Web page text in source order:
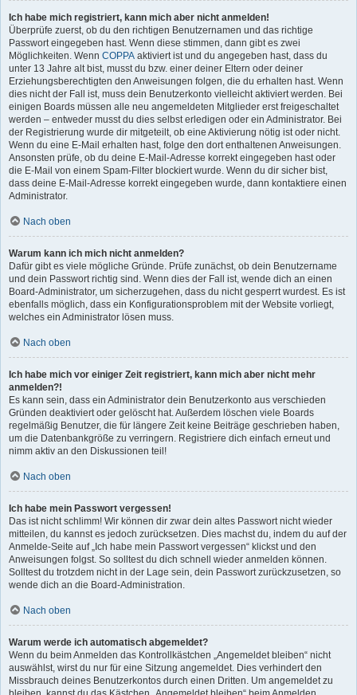
Ich habe mich registriert, kann mich aber nicht anmelden!
Überprüfe zuerst, ob du den richtigen Benutzernamen und das richtige
Passwort eingegeben hast. Wenn diese stimmen, dann gibt es zwei
Möglichkeiten. Wenn COPPA aktiviert ist und du angegeben hast, dass du
unter 13 Jahre alt bist, musst du bzw. einer deiner Eltern oder deiner
Erziehungsberechtigten den Anweisungen folgen, die du erhalten hast. Wenn
dies nicht der Fall ist, muss dein Benutzerkonto vielleicht aktiviert werden. Bei
einigen Boards müssen alle neu angemeldeten Mitglieder erst freigeschaltet
werden – entweder musst du dies selbst erledigen oder ein Administrator. Bei
der Registrierung wurde dir mitgeteilt, ob eine Aktivierung nötig ist oder nicht.
Wenn du eine E-Mail erhalten hast, folge den dort enthaltenen Anweisungen.
Ansonsten prüfe, ob du deine E-Mail-Adresse korrekt eingegeben hast oder
die E-Mail von einem Spam-Filter blockiert wurde. Wenn du dir sicher bist,
dass deine E-Mail-Adresse korrekt eingegeben wurde, dann kontaktiere einen
Administrator.
Nach oben
Warum kann ich mich nicht anmelden?
Dafür gibt es viele mögliche Gründe. Prüfe zunächst, ob dein Benutzername
und dein Passwort richtig sind. Wenn dies der Fall ist, wende dich an einen
Board-Administrator, um sicherzugehen, dass du nicht gesperrt wurdest. Es ist
ebenfalls möglich, dass ein Konfigurationsproblem mit der Website vorliegt,
welches ein Administrator lösen muss.
Nach oben
Ich habe mich vor einiger Zeit registriert, kann mich aber nicht mehr
anmelden?!
Es kann sein, dass ein Administrator dein Benutzerkonto aus verschieden
Gründen deaktiviert oder gelöscht hat. Außerdem löschen viele Boards
regelmäßig Benutzer, die für längere Zeit keine Beiträge geschrieben haben,
um die Datenbankgröße zu verringern. Registriere dich einfach erneut und
nimm aktiv an den Diskussionen teil!
Nach oben
Ich habe mein Passwort vergessen!
Das ist nicht schlimm! Wir können dir zwar dein altes Passwort nicht wieder
mitteilen, du kannst es jedoch zurücksetzen. Dies machst du, indem du auf der
Anmelde-Seite auf „Ich habe mein Passwort vergessen“ klickst und den
Anweisungen folgst. So solltest du dich schnell wieder anmelden können.
Solltest du trotzdem nicht in der Lage sein, dein Passwort zurückzusetzen, so
wende dich an die Board-Administration.
Nach oben
Warum werde ich automatisch abgemeldet?
Wenn du beim Anmelden das Kontrollkästchen „Angemeldet bleiben“ nicht
auswählst, wirst du nur für eine Sitzung angemeldet. Dies verhindert den
Missbrauch deines Benutzerkontos durch einen Dritten. Um angemeldet zu